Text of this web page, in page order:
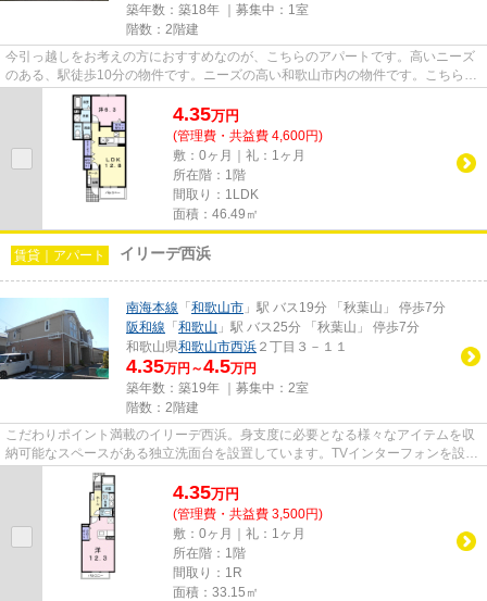
築年数：築18年 ｜募集中： 1室
階数：2階建
今引っ越しをお考えの方におすすめなのが、こちらのアパートです。高いニーズ
のある、駅徒歩10分の物件です。ニーズの高い和歌山市内の物件です。こちらの
物件の詳細情報など、気にな...
4.35万円
(管理費・共益費 4,600円)
敷：0ヶ月｜礼：1ヶ月
所在階：1階
間取り：1LDK
面積：46.49㎡
賃貸｜アパート イリーデ西浜
南海本線 「 和歌山市 」駅 バス19分 「秋葉山」 停歩7分
阪和線 「 和歌山 」駅 バス25分 「秋葉山」 停歩7分
和歌山県和歌山市西浜 ２丁目３－１１
4.35万円～4.5万円
築年数：築19年 ｜募集中： 2室
階数：2階建
こだわりポイント満載のイリーデ西浜。身支度に必要となる様々なアイテムを収
納可能なスペースがある独立洗面台を設置しています。TVインターフォンを設置
し、セキュリティに配慮した...
4.35万円
(管理費・共益費 3,500円)
敷：0ヶ月｜礼：1ヶ月
所在階：1階
間取り：1R
面積：33.15㎡